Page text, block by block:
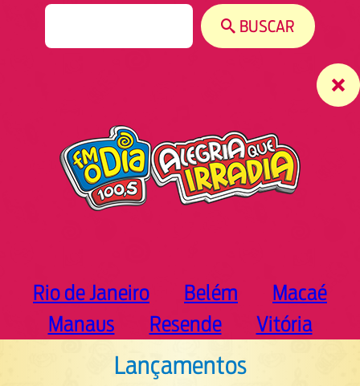
BUSCAR
Rio de Janeiro Belém
Macaé
Manaus
Resende Vitória
Lançamentos